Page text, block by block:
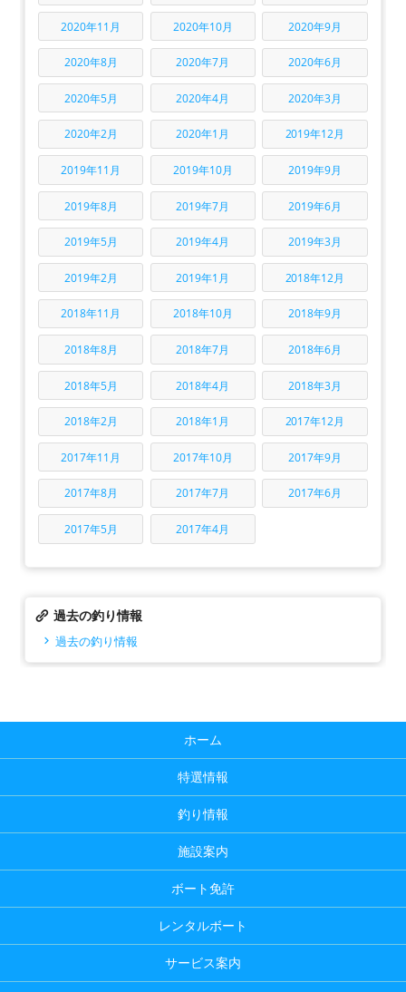
2020年11月 2020年10月 2020年9月
2020年8月 2020年7月 2020年6月
2020年5月 2020年4月 2020年3月
2020年2月 2020年1月 2019年12月
2019年11月 2019年10月 2019年9月
2019年8月 2019年7月 2019年6月
2019年5月 2019年4月 2019年3月
2019年2月 2019年1月 2018年12月
2018年11月 2018年10月 2018年9月
2018年8月 2018年7月 2018年6月
2018年5月 2018年4月 2018年3月
2018年2月 2018年1月 2017年12月
2017年11月 2017年10月 2017年9月
2017年8月 2017年7月 2017年6月
2017年5月 2017年4月
過去の釣り情報
過去の釣り情報
ホーム
特選情報
釣り情報
施設案内
ボート免許
レンタルボート
サービス案内